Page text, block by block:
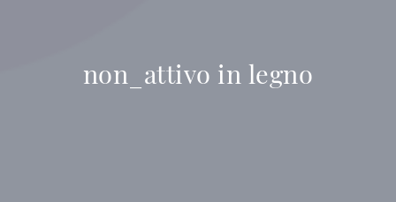
non_attivo in legno